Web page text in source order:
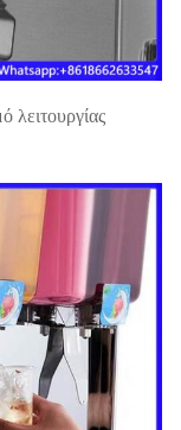
λειτουργίας